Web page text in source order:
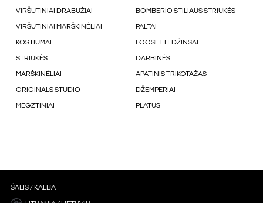
VIRŠUTINIAI DRABUŽIAI BOMBERIO STILIAUS STRIUKĖS
VIRŠUTINIAI MARŠKINÉLIAI PALTAI
KOSTIUMAI LOOSE FIT DŽINSAI
STRIUKÉS DARBINĖS
MARŠKINĖLIAI APATINIS TRIKOTAŽAS
ORIGINALS STUDIO DŽEMPERIAI
MEGZTINIAI PLATŪS
ŠALIS / KALBA